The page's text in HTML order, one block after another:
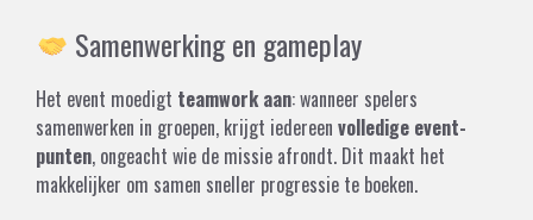
Samenwerking en gameplay
Het event moedigt teamwork aan: wanneer spelers
samenwerken in groepen, krijgt iedereen volledige event-
punten, ongeacht wie de missie afrondt. Dit maakt het
makkelijker om samen sneller progressie te boeken.